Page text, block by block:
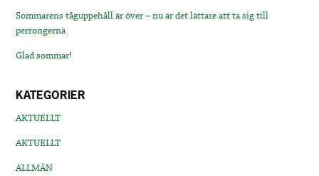
Sommarens tåguppehåll är över – nu är det lättare att ta sig till
perrongerna
Glad sommar!
KATEGORIER
AKTUELLT
AKTUELLT
ALLMÄN